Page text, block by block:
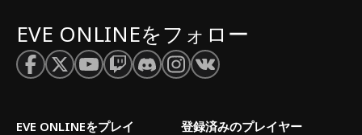
EVE ONLINEをフォロー
EVE ONLINEをプレイ
登録済みのプレイヤー